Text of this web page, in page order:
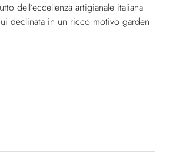
dell’eccellenza artigianale italiana
declinata in un ricco motivo garden